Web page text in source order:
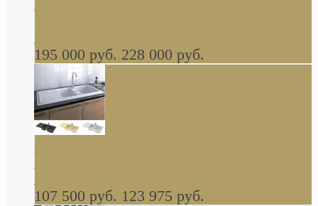
Butterfly Scarabeo КОМПЛЕКТ санфаянса
глянцевая платина В НАЛИЧИИ
195 000 руб. 228 000 руб.
керамическая мойка 1160 x 510 мм белая,
серая, черная, бежевая В НАЛИЧИИ
107 500 руб. 123 975 руб.